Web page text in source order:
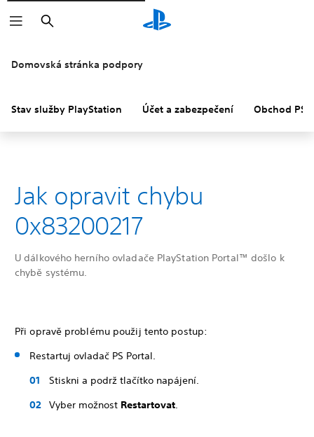
Vyhledat
Domovská stránka podpory
Stav služby PlayStation Účet a zabezpečení Obchod PS
Jak opravit chybu
0x83200217
U dálkového herního ovladače PlayStation Portal™ došlo k
chybě systému.
Při opravě problému použij tento postup:
Restartuj ovladač PS Portal.
Stiskni a podrž tlačítko napájení.
Vyber možnost Restartovat.